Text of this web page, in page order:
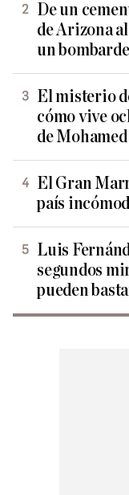
De un
de Arizona
un
El misterio
cómo vive
de
El Gran
país
Luis
segundos
pueden